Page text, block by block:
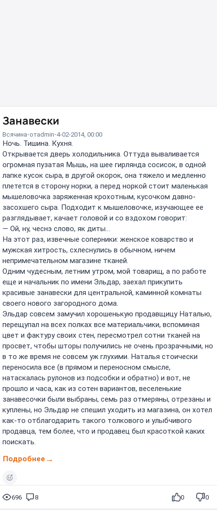
Занавески
Всячина отadmin 4-02-2014, 00:00
Ночь. Тишина. Кухня.
Открывается дверь холодильника. Оттуда вываливается
огромная пузатая Мышь, на шее гирлянда сосисок, в одной
лапке кусок сыра, в другой окорок, она тяжело и медленно
плетется в сторону норки, а перед норкой стоит маленькая
мышеловочка заряженная крохотным, кусочком давно-
засохшего сыра. Подходит к мышеловочке, изучающее ее
разглядывает, качает головой и со вздохом говорит:
— Ой, ну, чеснэ слово, як диты…
На этот раз, извечные соперники: женское коварство и
мужская хитрость, схлеснулись в обычном, ничем
непримечательном магазине тканей.
Одним чудесным, летним утром, мой товарищ, а по работе
еще и начальник по имени Эльдар, заехал прикупить
красивые занавески для центральной, каминной комнаты
своего нового загородного дома.
Эльдар совсем замучил хорошенькую продавщицу Наталью,
перещупал на всех полках все материальчики, вспоминая
цвет и фактуру своих стен, пересмотрел сотни тканей на
просвет, чтобы шторы получились не очень прозрачными, но
в то же время не совсем уж глухими. Наталья стоически
переносила все (в прямом и переносном смысле,
натаскалась рулонов из подсобки и обратно) и вот, не
прошло и часа, как из сотен вариантов, веселенькие
занавесочки были выбраны, семь раз отмеряны, отрезаны и
куплены, но Эльдар не спешил уходить из магазина, он хотел
как-то отблагодарить такого толкового и улыбчивого
продавца, тем более, что и продавец был красоткой каких
поискать.
Подробнее
696 8 0 0